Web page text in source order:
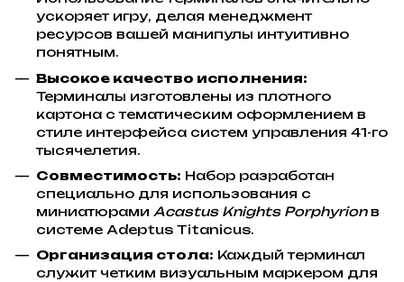
ускоряет игру, делая менеджмент
ресурсов вашей манипулы интуитивно
понятным.
Высокое качество исполнения:
Терминалы изготовлены из плотного
картона с тематическим оформлением в
стиле интерфейса систем управления 41-го
тысячелетия.
Совместимость: Набор разработан
специально для использования с
миниатюрами Acastus Knights Porphyrionв
системе Adeptus Titanicus.
Организация стола: Каждый терминал
служит четким визуальным маркером для